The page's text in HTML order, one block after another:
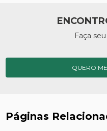
Faça
QUERO
Páginas